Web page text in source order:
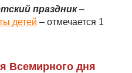
праздник–
детей – отмечается 1
Всемирного дня